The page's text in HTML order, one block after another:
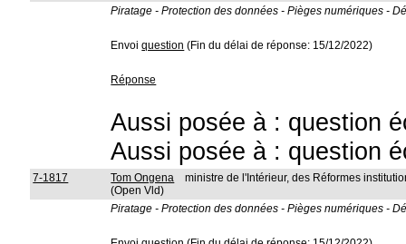
Piratage - Protection des données - Pièges numériques -
Envoiquestion (Fin du délai de réponse: 15/12/2022)
Réponse
Aussi posée à : question
Aussi posée à : question
7-1817
Tom Ongena
(Open Vld)
ministre de l'Intérieur, des Réformes
Piratage - Protection des données - Pièges numériques -